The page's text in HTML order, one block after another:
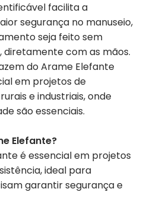
facilita a
segurança no manuseio,
seja feito sem
diretamente com as mãos.
do Arame Elefante
em projetos de
e industriais, onde
são essenciais.
Elefante?
é essencial em projetos
ideal para
garantir segurança e